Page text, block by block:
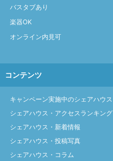
バスタブあり
楽器OK
オンライン内見可
コンテンツ
キャンペーン実施中のシェアハウス
シェアハウス・アクセスランキング
シェアハウス・新着情報
シェアハウス・投稿写真
シェアハウス・コラム